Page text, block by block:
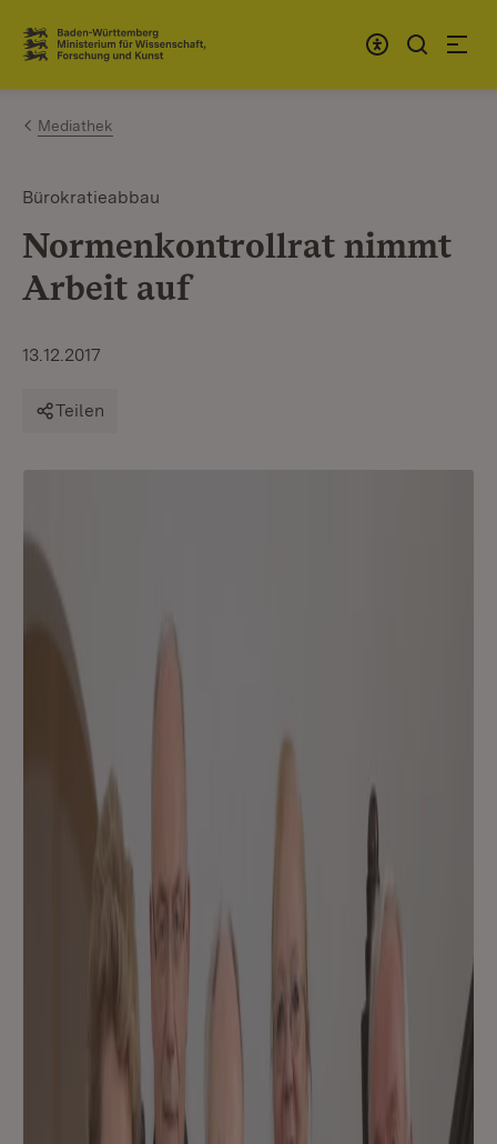
Zum Inhalt springen
Link zur Startseite
Mediathek
Bürokratieabbau
Normenkontrollrat nimmt
Arbeit auf
13.12.2017
Teilen